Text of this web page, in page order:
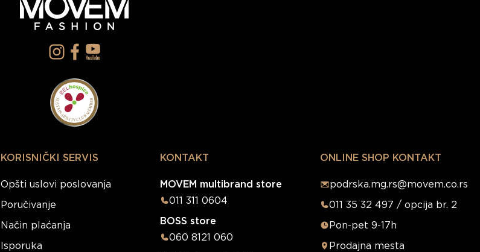
KORISNIČKI SERVIS
Opšti uslovi poslovanja
Poručivanje
Način plaćanja
Isporuka
KONTAKT
MOVEM multibrand store
011 311 0604
BOSS store
060 8121 060
ONLINE SHOP KONTAKT
podrska.mg.rs@movem.co.rs
011 35 32 497 / opcija br. 2
Pon-pet 9-17h
Prodajna mesta